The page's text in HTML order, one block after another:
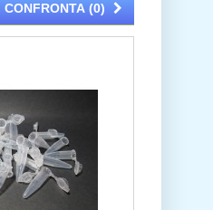
CONFRONTA (0)